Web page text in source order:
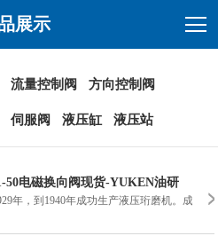
展示
流量控制阀 方向控制阀
伺服阀 液压缸 液压站
50电磁换向阀现货-YUKEN油研
年，到1940年成功生产液压珩磨机。成功